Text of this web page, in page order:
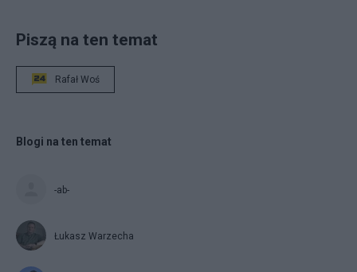
Piszą na ten temat
Rafał Woś
Blogi na ten temat
-ab-
Łukasz Warzecha